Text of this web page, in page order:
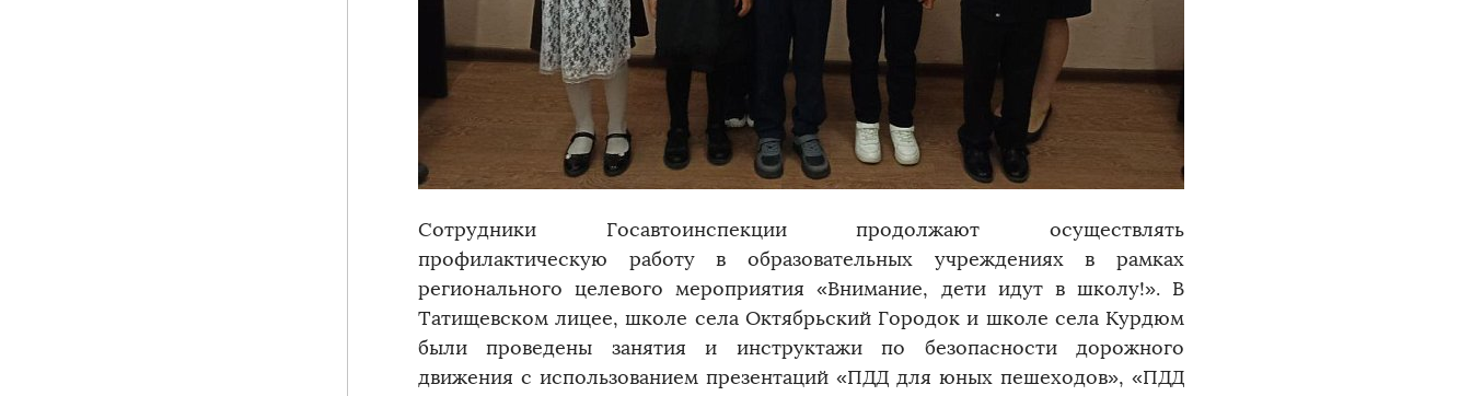
Сотрудники Госавтоинспекции продолжают осуществлять
профилактическую работу в образовательных учреждениях в рамках
регионального целевого мероприятия «Внимание, дети идут в школу!». В
Татищевском лицее, школе села Октябрьский Городок и школе села Курдюм
были проведены занятия и инструктажи по безопасности дорожного
движения с использованием презентаций «ПДД для юных пешеходов», «ПДД